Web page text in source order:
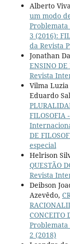
Alberto
um modo
Problemata
3 (2016):
da Revista
Jonathan
ENSINO DE
Revista
Vilma
Eduardo
FILOSOFIA
DE
especial
Helrison
QUESTÃO
Revista
Deibson
Azevêdo,
CONCEITO
Problemata
2 (2018)